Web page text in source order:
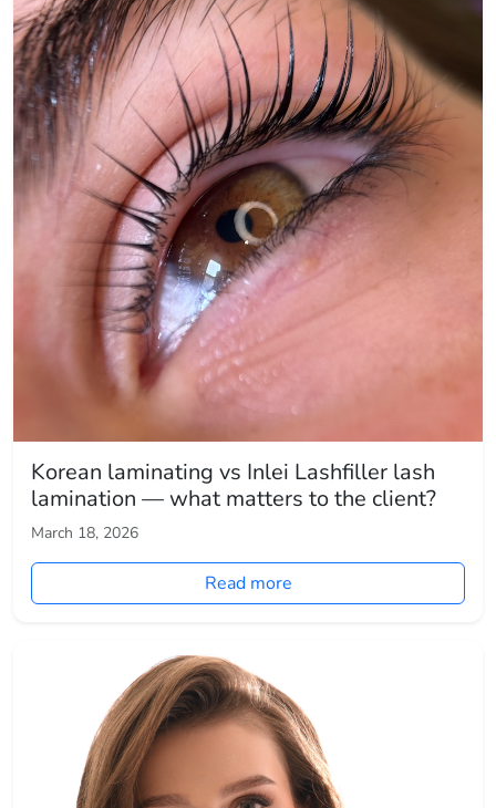
Korean laminating vs Inlei Lashfiller lash
lamination — what matters to the client?
March 18, 2026
Read more